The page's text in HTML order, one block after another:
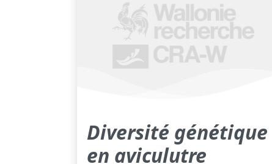
Diversité génétique
en aviculutre